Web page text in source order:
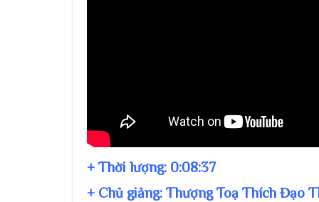
+ Thời lượng: 0:08:37
+ Chủ giảng: Thượng Toạ Thích Đạo